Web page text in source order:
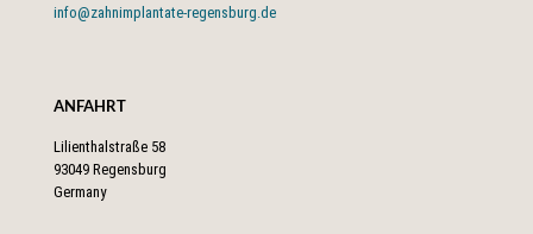
info@zahnimplantate-regensburg.de
ANFAHRT
Lilienthalstraße 58
93049 Regensburg
Germany